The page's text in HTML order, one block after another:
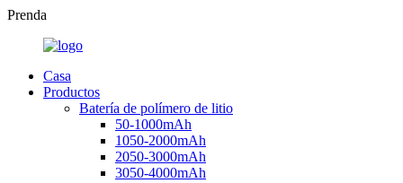
Prenda
Casa
Productos
Batería de polímero de litio
50-1000mAh
1050-2000mAh
2050-3000mAh
3050-4000mAh